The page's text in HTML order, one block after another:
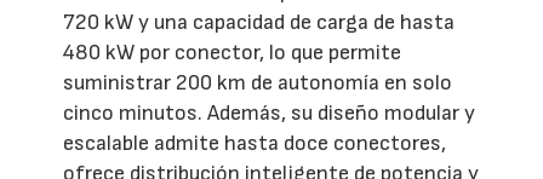
720 kW y una capacidad de carga de hasta
480 kW por conector, lo que permite
suministrar 200 km de autonomía en solo
cinco minutos. Además, su diseño modular y
escalable admite hasta doce conectores,